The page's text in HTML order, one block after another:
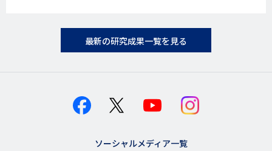
最新の研究成果一覧を見る
ソーシャルメディア一覧